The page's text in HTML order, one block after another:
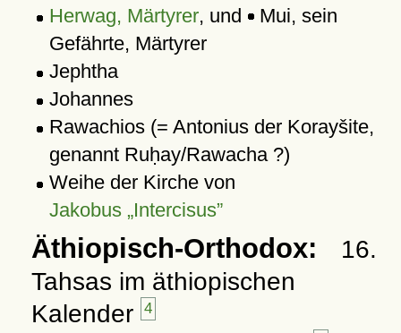
Herwag, Märtyrer, und Mui, sein
Gefährte, Märtyrer
Jephtha
Johannes
Rawachios (= Antonius der Korayšite,
genannt Ruḥay/Rawacha ?)
Weihe der Kirche von
Jakobus „Intercisus”
Äthiopisch-Orthodox:
16.
Tahsas im äthiopischen
Kalender
4